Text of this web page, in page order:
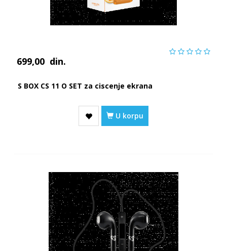
699,00 din.
S BOX CS 11 O SET za ciscenje ekrana
U korpu